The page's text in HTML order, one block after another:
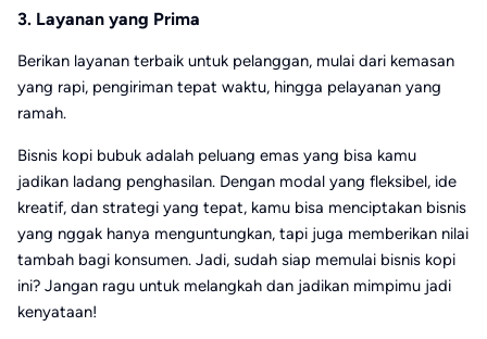
3. Layanan yang Prima
Berikan layanan terbaik untuk pelanggan, mulai dari kemasan
yang rapi, pengiriman tepat waktu, hingga pelayanan yang
ramah.
Bisnis kopi bubuk adalah peluang emas yang bisa kamu
jadikan ladang penghasilan. Dengan modal yang fleksibel, ide
kreatif, dan strategi yang tepat, kamu bisa menciptakan bisnis
yang nggak hanya menguntungkan, tapi juga memberikan nilai
tambah bagi konsumen. Jadi, sudah siap memulai bisnis kopi
ini? Jangan ragu untuk melangkah dan jadikan mimpimu jadi
kenyataan!